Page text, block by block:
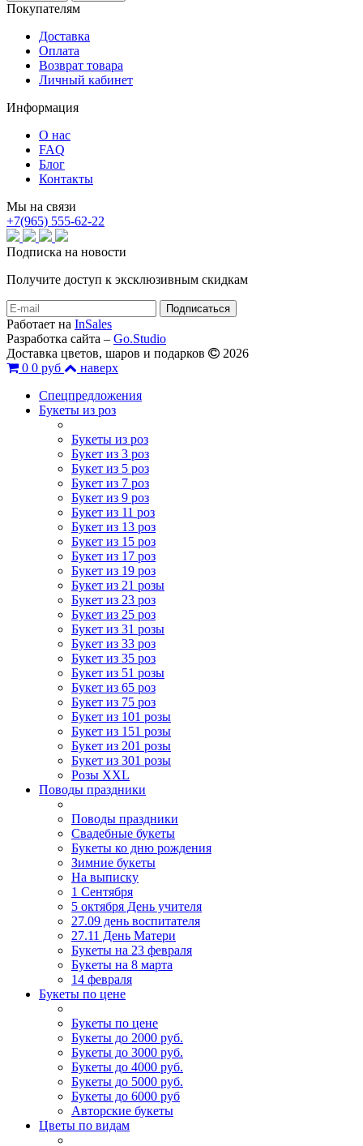
Покупателям
Доставка
Оплата
Возврат товара
Личный кабинет
Информация
О нас
FAQ
Блог
Контакты
Мы на связи
+7(965) 555-62-22
Подписка на новости
Получите доступ к эксклюзивным скидкам
Работает на InSales
Разработка сайта – Go.Studio
Доставка цветов, шаров и подарков
2026
0 0 руб
наверх
Спецпредложения
Букеты из роз
Букеты из роз
Букет из 3 роз
Букет из 5 роз
Букет из 7 роз
Букет из 9 роз
Букет из 11 роз
Букет из 13 роз
Букет из 15 роз
Букет из 17 роз
Букет из 19 роз
Букет из 21 розы
Букет из 23 роз
Букет из 25 роз
Букет из 31 розы
Букет из 33 роз
Букет из 35 роз
Букет из 51 розы
Букет из 65 роз
Букет из 75 роз
Букет из 101 розы
Букет из 151 розы
Букет из 201 розы
Букет из 301 розы
Розы XXL
Поводы праздники
Поводы праздники
Свадебные букеты
Букеты ко дню рождения
Зимние букеты
На выписку
1 Сентября
5 октября День учителя
27.09 день воспитателя
27.11 День Матери
Букеты на 23 февраля
Букеты на 8 марта
14 февраля
Букеты по цене
Букеты по цене
Букеты до 2000 руб.
Букеты до 3000 руб.
Букеты до 4000 руб.
Букеты до 5000 руб.
Букеты до 6000 руб
Авторские букеты
Цветы по видам